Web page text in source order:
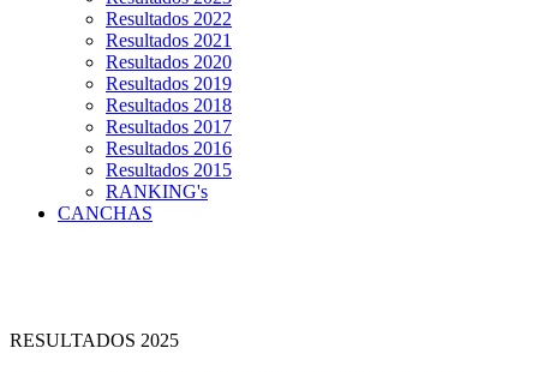
Resultados 2022
Resultados 2021
Resultados 2020
Resultados 2019
Resultados 2018
Resultados 2017
Resultados 2016
Resultados 2015
RANKING's
CANCHAS
RESULTADOS 2025